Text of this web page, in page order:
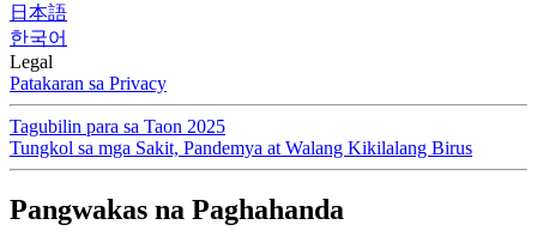
日本語
한국어
Legal
Patakaran sa Privacy
Tagubilin para sa Taon 2025
Tungkol sa mga Sakit, Pandemya at Walang Kikilalang Birus
Pangwakas na Paghahanda